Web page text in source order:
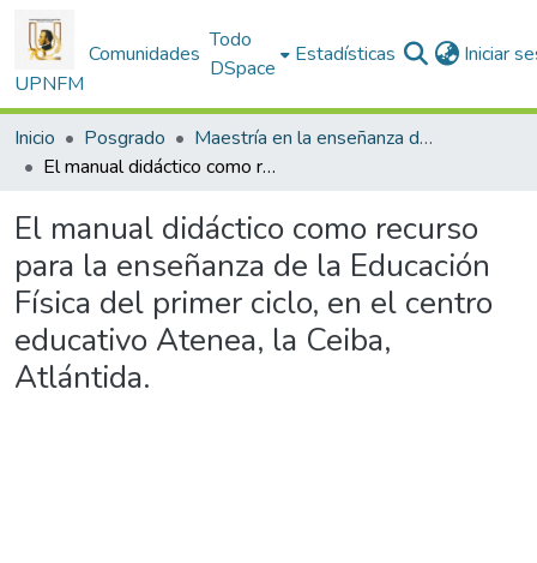
UPNFM
Comunidades
Todo
DSpace
Estadísticas Iniciar
Inicio Posgrado
Maestría en la enseñanza de la Educación Fisíca
El manual didáctico como recurso para la enseñanza de la Educación Física del primer ciclo, en el centro educativo Atenea, la Ceiba, Atlántida.
El manual didáctico como recurso
para la enseñanza de la Educación
Física del primer ciclo, en el centro
educativo Atenea, la Ceiba,
Atlántida.